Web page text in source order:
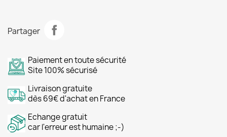
Partager
Paiement en toute sécurité
Site 100% sécurisé
Livraison gratuite
dès 69€ d'achat en France
Echange gratuit
car l'erreur est humaine ;-)